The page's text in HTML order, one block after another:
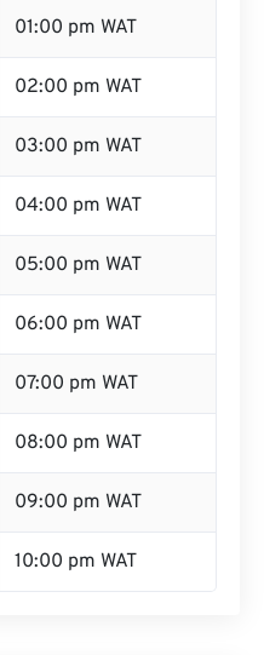
01:00 pm WAT
02:00 pm WAT
03:00 pm WAT
04:00 pm WAT
05:00 pm WAT
06:00 pm WAT
07:00 pm WAT
08:00 pm WAT
09:00 pm WAT
10:00 pm WAT